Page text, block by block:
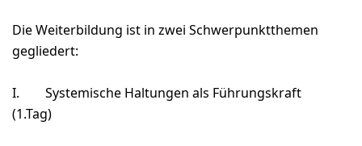
Die Weiterbildung ist in zwei Schwerpunktthemen
gegliedert:
I.
Systemische Haltungen als Führungskraft
(1.Tag)